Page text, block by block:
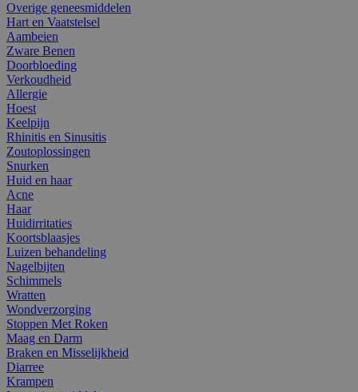
Overige geneesmiddelen
Hart en Vaatstelsel
Aambeien
Zware Benen
Doorbloeding
Verkoudheid
Allergie
Hoest
Keelpijn
Rhinitis en Sinusitis
Zoutoplossingen
Snurken
Huid en haar
Acne
Haar
Huidirritaties
Koortsblaasjes
Luizen behandeling
Nagelbijten
Schimmels
Wratten
Wondverzorging
Stoppen Met Roken
Maag en Darm
Braken en Misselijkheid
Diarree
Krampen